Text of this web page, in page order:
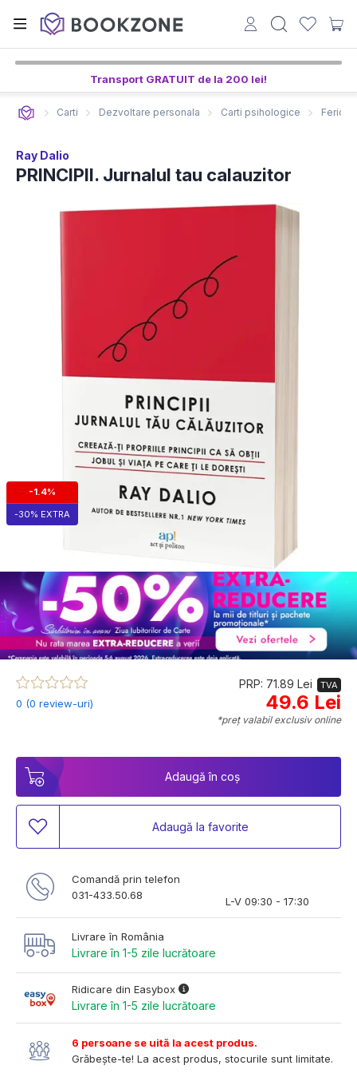
Transport GRATUIT de la 200 lei!
Carti Dezvoltare personala Carti psihologice Fericire
Ray Dalio
PRINCIPII. Jurnalul tau calauzitor
-1.4%
-30% EXTRA
0 (0 review-uri)
PRP: 71.89 Lei TVA
49.6 Lei
*preț valabil exclusiv online
Adaugă în coș
Adaugă la favorite
Comandă prin telefon
031-433.50.68
L-V 09:30 - 17:30
Livrare în România
Livrare în 1-5 zile lucrătoare
Ridicare din Easybox
Livrare în 1-5 zile lucrătoare
6 persoane se uită la acest produs.
Grăbește-te! La acest produs, stocurile sunt limitate.